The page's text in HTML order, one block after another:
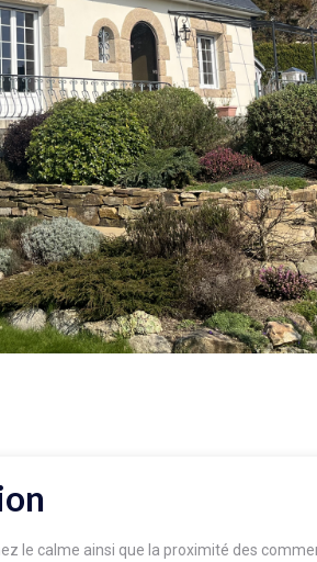
le calme ainsi que la proximité des